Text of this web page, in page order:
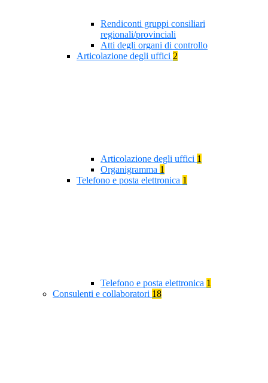
Rendiconti gruppi consiliari
regionali/provinciali
Atti degli organi di controllo
Articolazione degli uffici 2
Articolazione degli uffici 1
Organigramma 1
Telefono e posta elettronica 1
Telefono e posta elettronica 1
Consulenti e collaboratori 18